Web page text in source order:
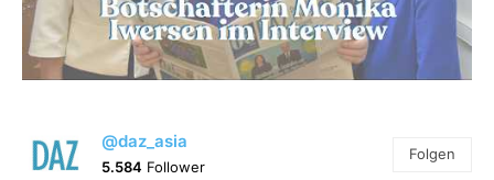
@daz_asia
5.584 Follower
Folgen